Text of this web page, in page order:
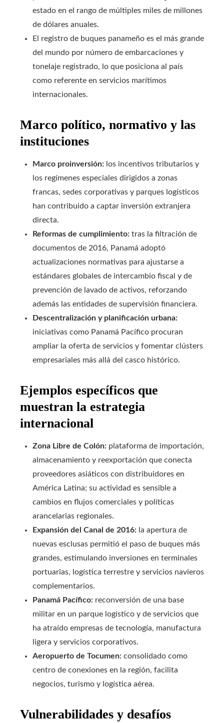
estado en el rango de múltiples miles de millones
de dólares anuales.
El registro de buques panameño es el más grande
del mundo por número de embarcaciones y
tonelaje registrado, lo que posiciona al país
como referente en servicios marítimos
internacionales.
Marco político, normativo y las
instituciones
Marco proinversión: los incentivos tributarios y
los regímenes especiales dirigidos a zonas
francas, sedes corporativas y parques logísticos
han contribuido a captar inversión extranjera
directa.
Reformas de cumplimiento: tras la filtración de
documentos de 2016, Panamá adoptó
actualizaciones normativas para ajustarse a
estándares globales de intercambio fiscal y de
prevención de lavado de activos, reforzando
además las entidades de supervisión financiera.
Descentralización y planificación urbana:
iniciativas como Panamá Pacífico procuran
ampliar la oferta de servicios y fomentar clústers
empresariales más allá del casco histórico.
Ejemplos específicos que
muestran la estrategia
internacional
Zona Libre de Colón: plataforma de importación,
almacenamiento y reexportación que conecta
proveedores asiáticos con distribuidores en
América Latina; su actividad es sensible a
cambios en flujos comerciales y políticas
arancelarias regionales.
Expansión del Canal de 2016: la apertura de
nuevas esclusas permitió el paso de buques más
grandes, estimulando inversiones en terminales
portuarias, logística terrestre y servicios navieros
complementarios.
Panamá Pacífico: reconversión de una base
militar en un parque logístico y de servicios que
ha atraído empresas de tecnología, manufactura
ligera y servicios corporativos.
Aeropuerto de Tocumen: consolidado como
centro de conexiones en la región, facilita
negocios, turismo y logística aérea.
Vulnerabilidades y desafíos